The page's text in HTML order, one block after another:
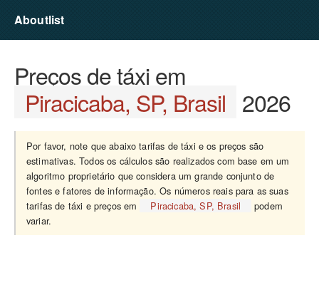
Aboutlist
Preços de táxi em
Piracicaba, SP, Brasil 2026
Por favor, note que abaixo tarifas de táxi e os preços são
estimativas. Todos os cálculos são realizados com base em um
algoritmo proprietário que considera um grande conjunto de
fontes e fatores de informação. Os números reais para as suas
tarifas de táxi e preços em
Piracicaba, SP, Brasil
podem
variar.